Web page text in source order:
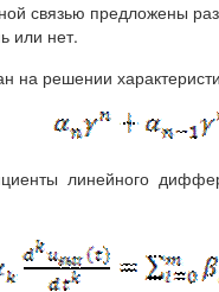
связью предложены
или нет.
на решении
линейного